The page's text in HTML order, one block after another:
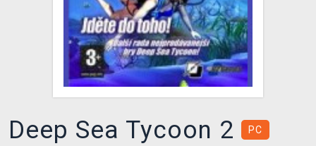
TCG & BOARDGAME HUB
VÝKUP HER (BAZAR)
Deep Sea Tycoon 2 PC